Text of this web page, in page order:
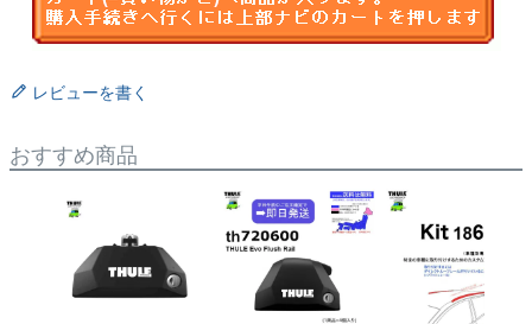
レビューを書く
おすすめ商品